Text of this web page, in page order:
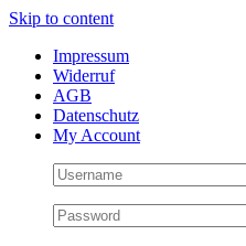
Skip to content
Impressum
Widerruf
AGB
Datenschutz
My Account